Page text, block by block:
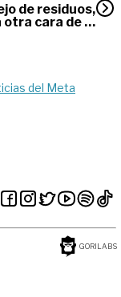
de residuos,
otra cara de la
del Meta
GORILABS